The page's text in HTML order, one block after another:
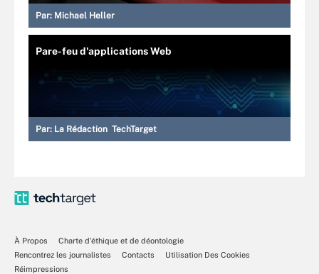
Par: Michael Heller
Pare-feu d'applications Web
Par: La Rédaction TechTarget
À Propos
Charte d’éthique et de déontologie
Rencontrez les journalistes
Contacts
Utilisation Des Cookies
Réimpressions